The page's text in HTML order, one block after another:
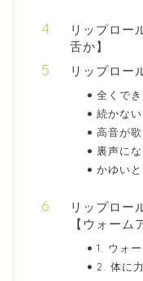
リップロー
舌か】
リップロー
全くで
続かな
高音が
裏声に
かゆいと
リップロー
【ウォーム
1. ウォ
2. 体に